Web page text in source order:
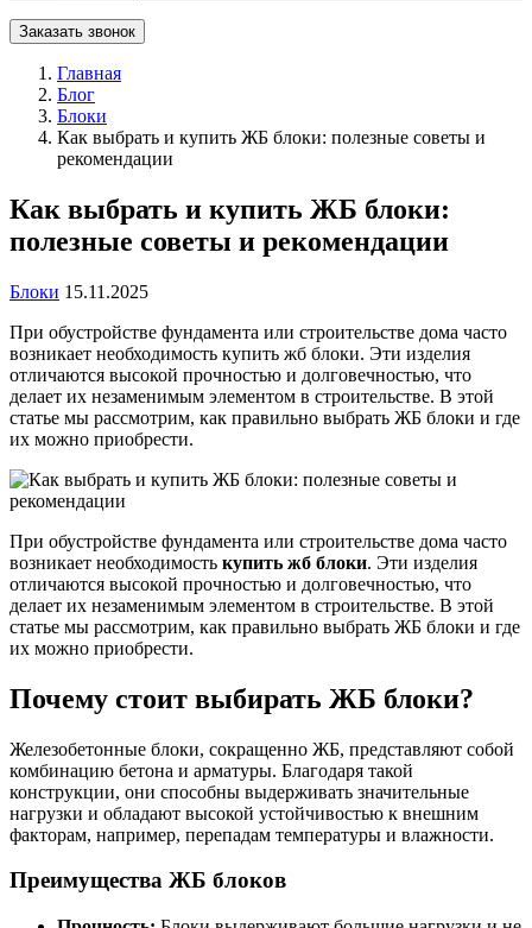
Заказать звонок
Главная
Блог
Блоки
Как выбрать и купить ЖБ блоки: полезные советы и
рекомендации
Как выбрать и купить ЖБ блоки:
полезные советы и рекомендации
Блоки 15.11.2025
При обустройстве фундамента или строительстве дома часто
возникает необходимость купить жб блоки. Эти изделия
отличаются высокой прочностью и долговечностью, что
делает их незаменимым элементом в строительстве. В этой
статье мы рассмотрим, как правильно выбрать ЖБ блоки и где
их можно приобрести.
При обустройстве фундамента или строительстве дома часто
возникает необходимость купить жб блоки. Эти изделия
отличаются высокой прочностью и долговечностью, что
делает их незаменимым элементом в строительстве. В этой
статье мы рассмотрим, как правильно выбрать ЖБ блоки и где
их можно приобрести.
Почему стоит выбирать ЖБ блоки?
Железобетонные блоки, сокращенно ЖБ, представляют собой
комбинацию бетона и арматуры. Благодаря такой
конструкции, они способны выдерживать значительные
нагрузки и обладают высокой устойчивостью к внешним
факторам, например, перепадам температуры и влажности.
Преимущества ЖБ блоков